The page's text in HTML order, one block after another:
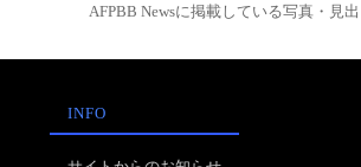
AFPBB Newsに掲載している写真・見
INFO